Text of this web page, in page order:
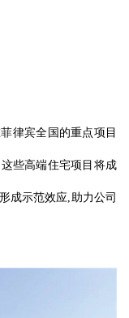
律宾全国的重点项目
些高端住宅项目将成
成示范效应,助力公司